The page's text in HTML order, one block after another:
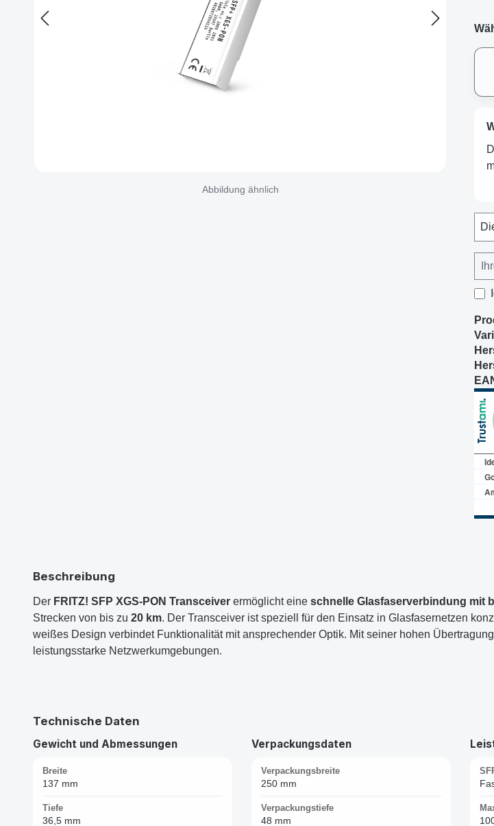
Abbildung ähnlich
Beschreibung
Der FRITZ! SFP XGS-PON Transceiver ermöglicht eine schnelle Glasfaserverbindung mit
Strecken von bis zu 20 km. Der Transceiver ist speziell für den Einsatz in Glasfasernetzen
weißes Design verbindet Funktionalität mit ansprechender Optik. Mit seiner hohen
leistungsstarke Netzwerkumgebungen.
Technische Daten
Gewicht und Abmessungen
Breite
137 mm
Tiefe
36,5 mm
Verpackungsdaten
Verpackungsbreite
250 mm
Verpackungstiefe
48 mm